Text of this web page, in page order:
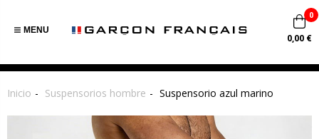
MENU
0
0,00 €
Inicio Suspensorios hombre Suspensorio azul marino